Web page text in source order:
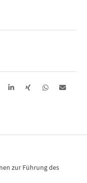
zur Führung des